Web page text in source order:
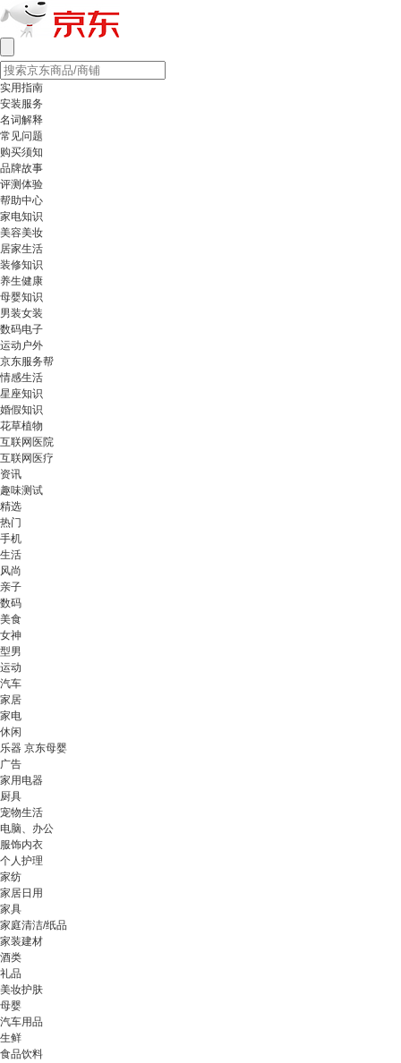
实用指南
安装服务
名词解释
常见问题
购买须知
品牌故事
评测体验
帮助中心
家电知识
美容美妆
居家生活
装修知识
养生健康
母婴知识
男装女装
数码电子
运动户外
京东服务帮
情感生活
星座知识
婚假知识
花草植物
互联网医院
互联网医疗
资讯
趣味测试
精选
热门
手机
生活
风尚
亲子
数码
美食
女神
型男
运动
汽车
家居
家电
休闲
乐器 京东母婴
广告
家用电器
厨具
宠物生活
电脑、办公
服饰内衣
个人护理
家纺
家居日用
家具
家庭清洁/纸品
家装建材
酒类
礼品
美妆护肤
母婴
汽车用品
生鲜
食品饮料